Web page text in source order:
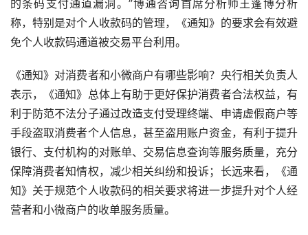
的条码支付通道漏洞。”博通咨询首席分析师王蓬博分析
称，特别是对个人收款码的管理，《通知》的要求会有效避
免个人收款码通道被交易平台利用。
《通知》对消费者和小微商户有哪些影响？央行相关负责人
表示，《通知》总体上有助于更好保护消费者合法权益，有
利于防范不法分子通过改造支付受理终端、申请虚假商户等
手段盗取消费者个人信息，甚至盗用账户资金，有利于提升
银行、支付机构的对账单、交易信息查询等服务质量，充分
保障消费者知情权，减少相关纠纷和投诉；长远来看，《通
知》关于规范个人收款码的相关要求将进一步提升对个人经
营者和小微商户的收单服务质量。